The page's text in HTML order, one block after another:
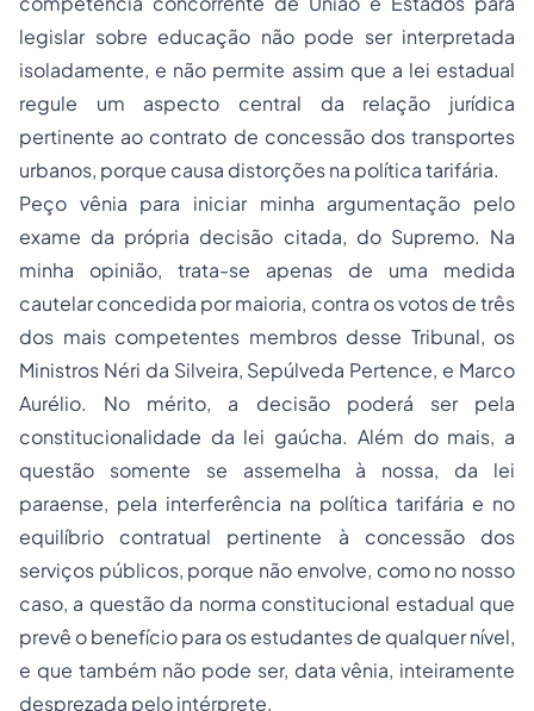
legislar sobre educação não pode ser interpretada
isoladamente, e não permite assim que a lei estadual
regule um aspecto central da relação jurídica
pertinente ao contrato de concessão dos transportes
urbanos, porque causa distorções na política tarifária.
Peço vênia para iniciar minha argumentação pelo
exame da própria decisão citada, do Supremo. Na
minha opinião, trata-se apenas de uma medida
cautelar concedida por maioria, contra os votos de três
dos mais competentes membros desse Tribunal, os
Ministros Néri da Silveira, Sepúlveda Pertence, e Marco
Aurélio. No mérito, a decisão poderá ser pela
constitucionalidade da lei gaúcha. Além do mais, a
questão somente se assemelha à nossa, da lei
paraense, pela interferência na política tarifária e no
equilíbrio contratual pertinente à concessão dos
serviços públicos, porque não envolve, como no nosso
caso, a questão da norma constitucional estadual que
prevê o benefício para os estudantes de qualquer nível,
e que também não pode ser, data vênia, inteiramente
desprezada pelo intérprete.